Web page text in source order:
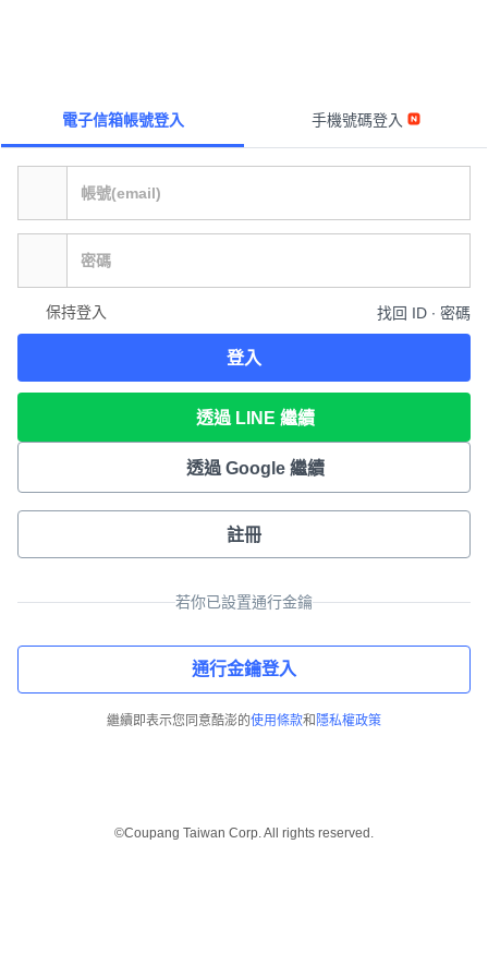
電子信箱帳號登入 手機號碼登入
保持登入 找回 ID ∙ 密碼
登入
透過 LINE 繼續
透過 Google 繼續
註冊
若你已設置通行金鑰
通行金鑰登入
繼續即表示您同意酷澎的使用條款和 隱私權政策
©Coupang Taiwan Corp. All rights reserved.